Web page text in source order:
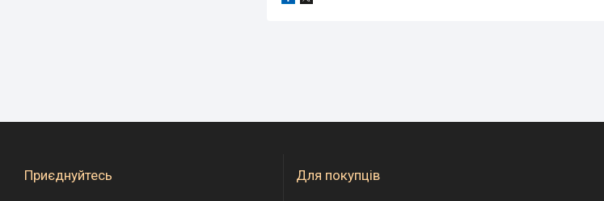
Приєднуйтесь Для покупців